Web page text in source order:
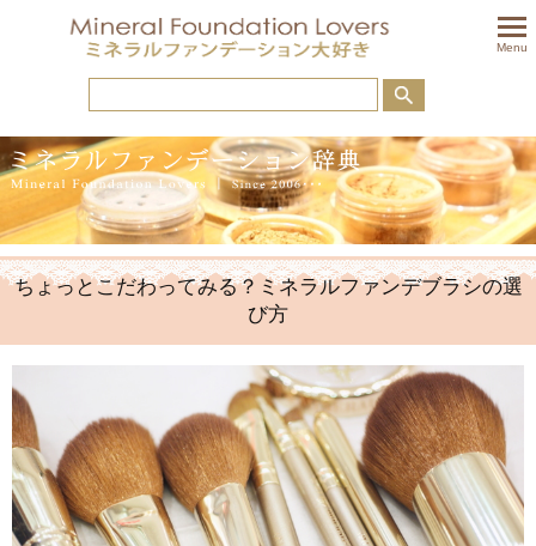
Menu
ちょっとこだわってみる？ミネラルファンデブラシの選
び方